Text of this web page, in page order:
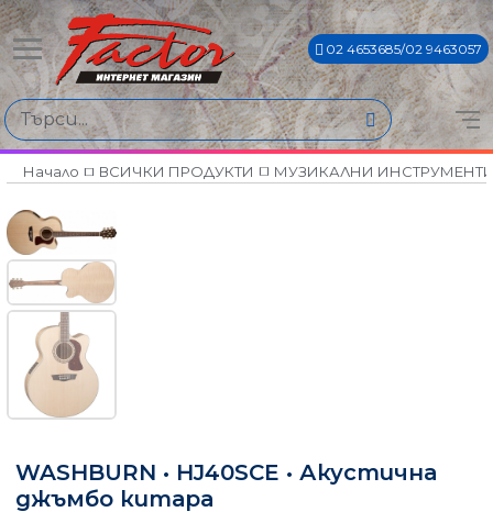
02 4653685/02 9463057
Начало ВСИЧКИ ПРОДУКТИ МУЗИКАЛНИ
WASHBURN • HJ40SCE • Акустична
джъмбо китара